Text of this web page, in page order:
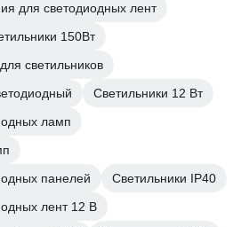
для светодиодных лент
150Вт
светильников
Светильники 12 Вт
ламп
панелей
Светильники IP40
лент 12 В